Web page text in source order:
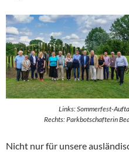
Links: Sommerfest-
Rechts: Parkbotschafterin
Nicht nur für unsere